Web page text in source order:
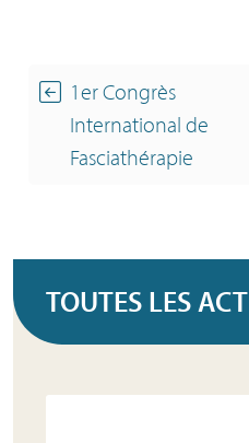
1er Congrès
International de
Fasciathérapie
TOUTES LES